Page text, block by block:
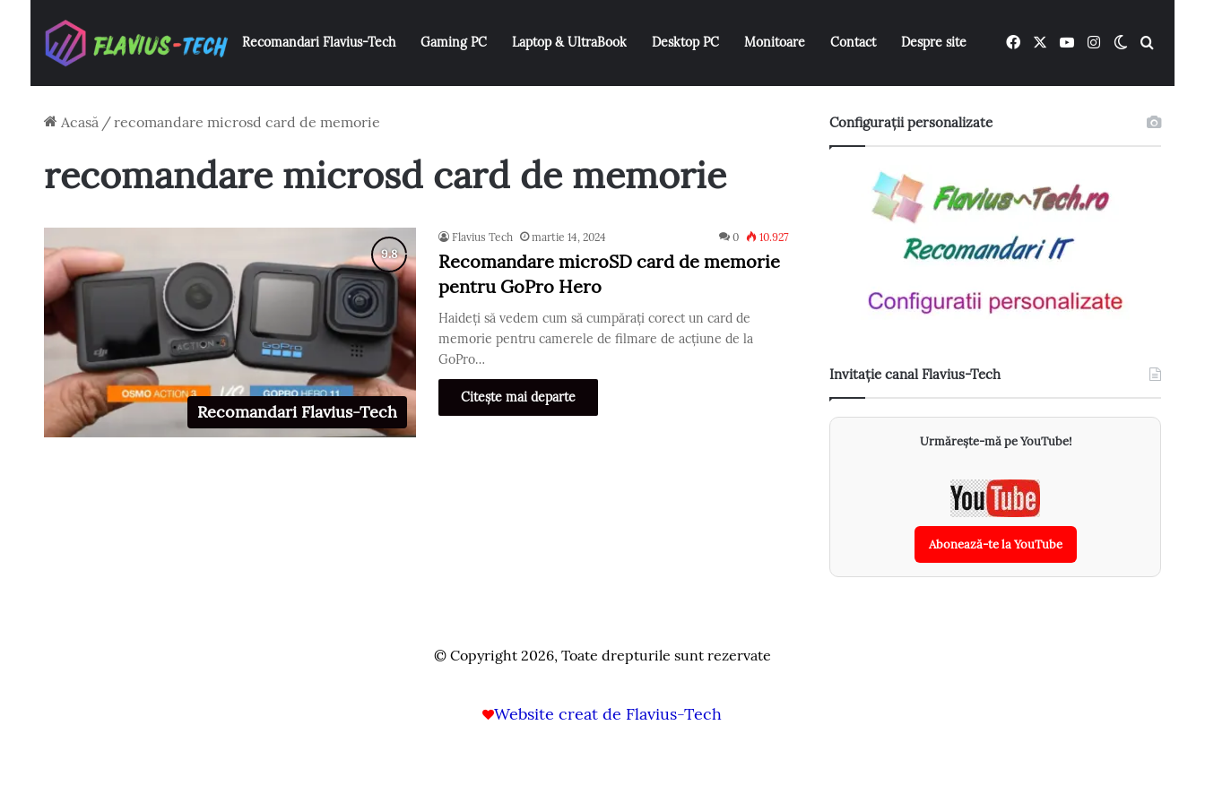
Recomandari Flavius-Tech Gaming PC Laptop & UltraBook Desktop PC Monitoare Contact Despre site FacebookYouTubeInstagramSwitch skin
Acasă /recomandare microsd card de memorie
recomandare microsd card de memorie
Recomandari Flavius-Tech
Flavius Tech martie 14, 2024 0 10.927
Recomandare microSD card de memorie
pentru GoPro Hero
Haideți să vedem cum să cumpărați corect un card de
memorie pentru camerele de filmare de acțiune de la
GoPro…
Citește mai departe
Configurații personalizate
Invitație canal Flavius-Tech
Urmărește-mă pe YouTube!
Abonează-te la YouTube
© Copyright 2026, Toate drepturile sunt rezervate
Website creat de Flavius-Tech